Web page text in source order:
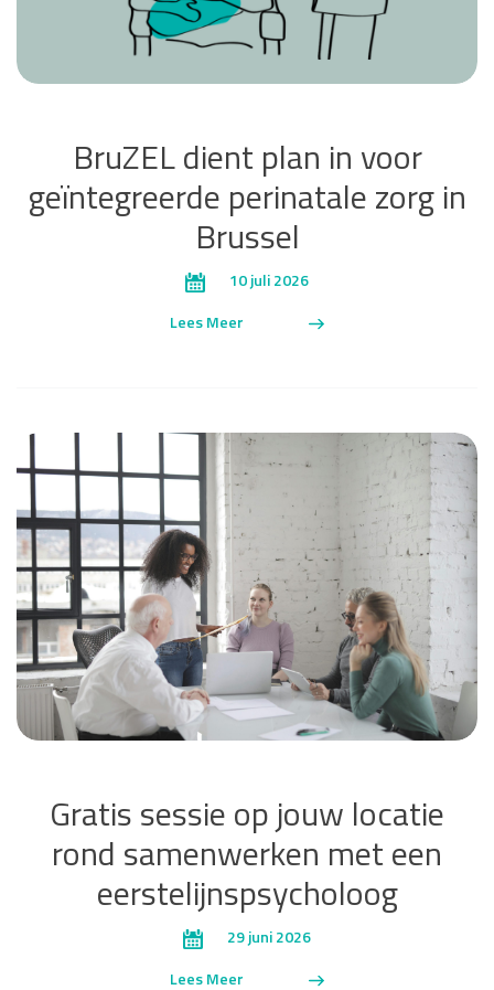
BruZEL dient plan in voor
geïntegreerde perinatale zorg in
Brussel
10 juli 2026
Lees Meer
Gratis sessie op jouw locatie
rond samenwerken met een
eerstelijnspsycholoog
29 juni 2026
Lees Meer